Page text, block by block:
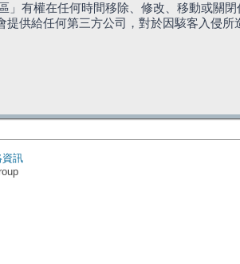
」有權在任何時間移除、修改、移動或關
供給任何第三方公司，對於因駭客入侵所
資訊